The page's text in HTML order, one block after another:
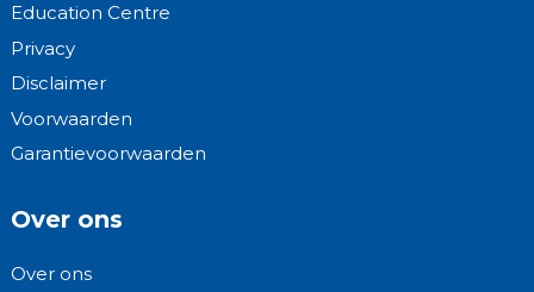
Education Centre
Privacy
Disclaimer
Voorwaarden
Garantievoorwaarden
Over ons
Over ons